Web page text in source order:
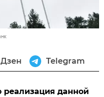
Дзен Telegram
реализация данной